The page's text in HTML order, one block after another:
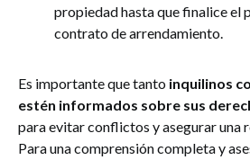
propiedad hasta que finalice el
contrato de arrendamiento.
Es importante que tanto inquilinos
estén informados sobre sus
para evitar conflictos y asegurar una
Para una comprensión completa y